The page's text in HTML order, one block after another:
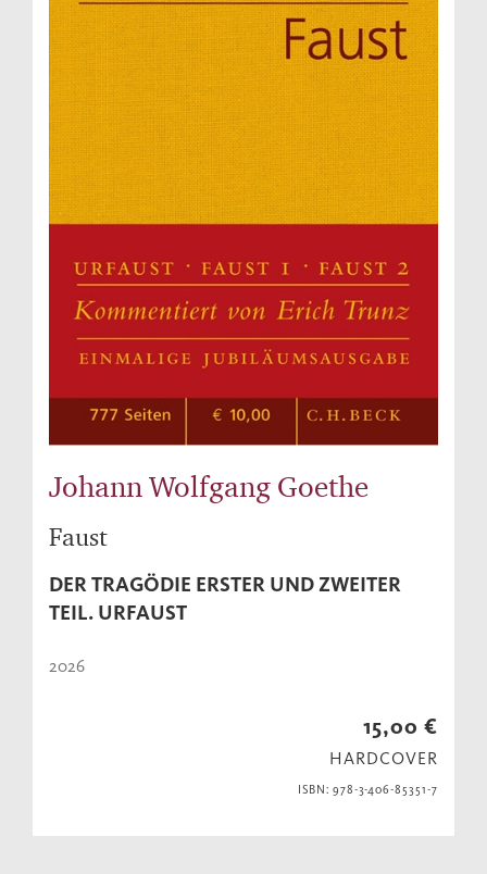
Johann Wolfgang Goethe
Faust
DER TRAGÖDIE ERSTER UND ZWEITER
TEIL. URFAUST
2026
15,00 €
HARDCOVER
ISBN: 978-3-406-85351-7